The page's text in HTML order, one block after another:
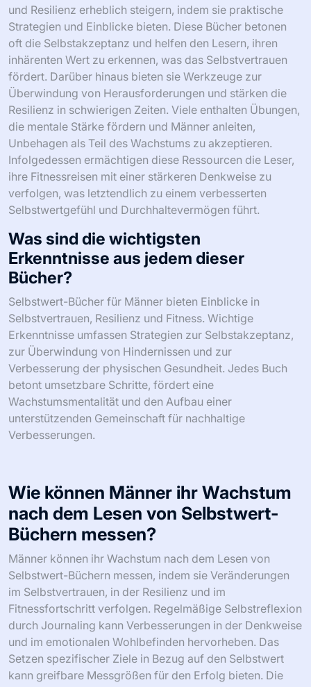
Testimonials, die ihren Einfluss auf die Fitnessreisen der
Leser widerspiegeln.
Was sind die besten Selbstwert-
Bücher, die für Männer empfohlen
werden?
“Selbstwert-Bücher für Männer” umfasst essentielle
Lektüren, die Selbstvertrauen und Resilienz stärken.
Empfohlene Titel sind “Die subtile Kunst, sich nicht zu
kümmern” von Mark Manson, “Der Mensch auf der
Suche nach Sinn” von Viktor Frankl, “Wild at Heart” von
John Eldredge und “Kein netter Kerl mehr” von Robert A.
Glover. Diese Bücher bieten Einblicke in Selbstwert,
persönliches Wachstum und die Bewältigung von
Herausforderungen. Jeder Titel spricht auf einzigartige
Weise die psychologischen Bedürfnisse von Männern an
Wie können diese Bücher speziell
Selbstvertrauen und Resilienz
steigern?
Selbstwert-Bücher für Männer können Selbstvertrauen
und Resilienz erheblich steigern, indem sie praktische
Strategien und Einblicke bieten. Diese Bücher betonen
oft die Selbstakzeptanz und helfen den Lesern, ihren
inhärenten Wert zu erkennen, was das Selbstvertrauen
fördert. Darüber hinaus bieten sie Werkzeuge zur
Überwindung von Herausforderungen und stärken die
Resilienz in schwierigen Zeiten. Viele enthalten Übungen,
die mentale Stärke fördern und Männer anleiten,